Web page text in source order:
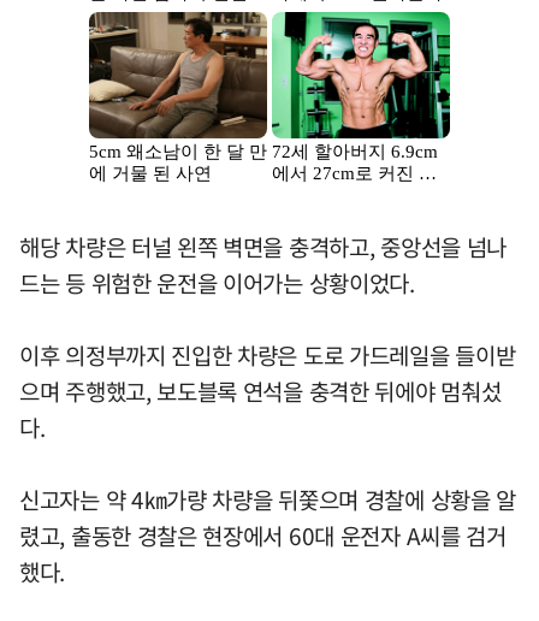
해당 차량은 터널 왼쪽 벽면을 충격하고, 중앙선을 넘나
드는 등 위험한 운전을 이어가는 상황이었다.
이후 의정부까지 진입한 차량은 도로 가드레일을 들이받
으며 주행했고, 보도블록 연석을 충격한 뒤에야 멈춰섰
다.
신고자는 약 4㎞가량 차량을 뒤쫓으며 경찰에 상황을 알
렸고, 출동한 경찰은 현장에서 60대 운전자 A씨를 검거
했다.